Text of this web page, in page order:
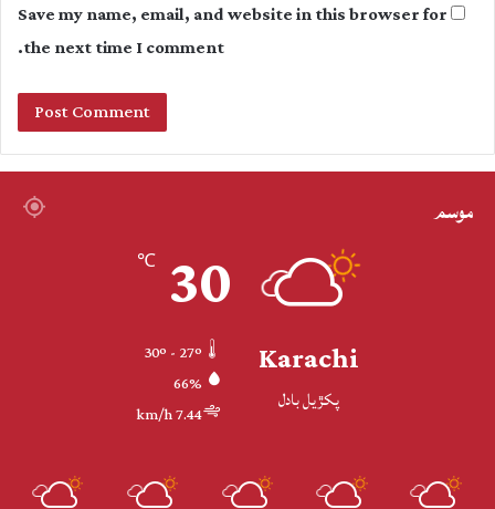
Save my name, email, and website in this browser for
the next time I comment.
موسم
Karachi
پکڙيل بادل
30
℃
66%
7.44 km/h